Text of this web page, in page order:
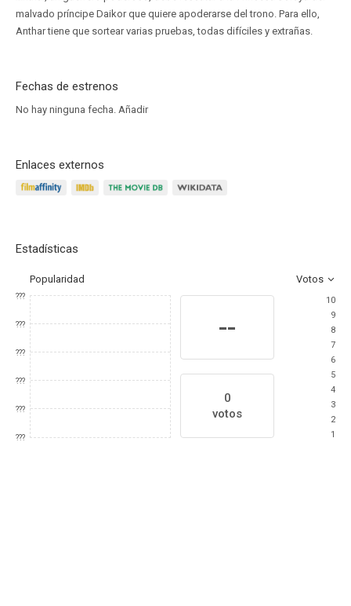
malvado príncipe Daikor que quiere apoderarse del trono. Para ello,
Anthar tiene que sortear varias pruebas, todas difíciles y extrañas.
Fechas de estrenos
No hay ninguna fecha. Añadir
Enlaces externos
Estadísticas
Popularidad Votos
???
???
???
???
???
???
--
0
votos
10
9
8
7
6
5
4
3
2
1